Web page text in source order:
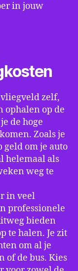
in jouw
zelf,
ophalen op de
de hoge
Zoals je
geld om je auto
helemaal als
weg te
in veel
professionele
bieden
te halen. Je zit
om al je
of de bus. Kies